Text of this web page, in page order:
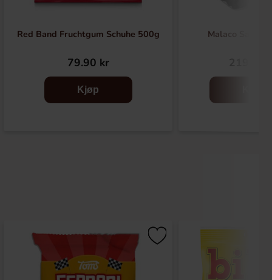
Red Band Fruchtgum Schuhe 500g
79.90 kr
Kjøp
Malaco Salt